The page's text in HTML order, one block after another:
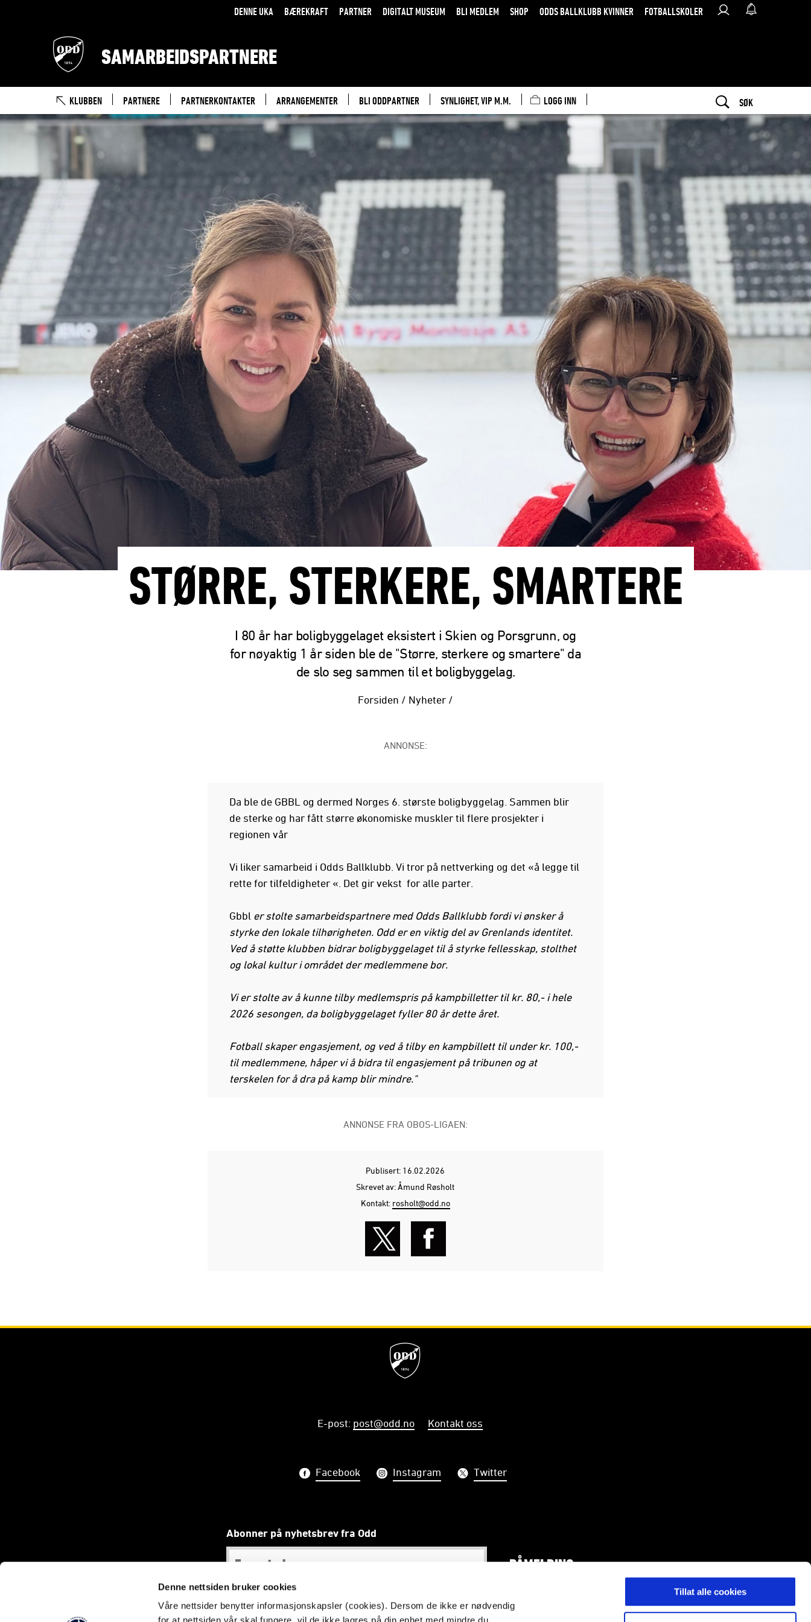
Denne nettsiden bruker cookies
Våre nettsider benytter informasjonskapsler (cookies). Dersom de ikke er nødvendig
Tillat alle cookies
DENNE UKA BÆREKRAFT PARTNER DIGITALT MUSEUM BLI MEDLEM SHOP ODDS BALLKLUBB KVINNER FOTBALLSKOLER
SAMARBEIDSPARTNERE
KLUBBEN PARTNERE PARTNERKONTAKTER ARRANGEMENTER BLI ODDPARTNER SYNLIGHET, VIP M.M. LOGG INN SØK
STØRRE, STERKERE, SMARTERE
I 80 år har boligbyggelaget eksistert i Skien og Porsgrunn, og
for nøyaktig 1 år siden ble de "Større, sterkere og smartere" da
de slo seg sammen til et boligbyggelag.
Forsiden / Nyheter /
ANNONSE:
Da ble de GBBL og dermed Norges 6. største boligbyggelag. Sammen blir
de sterke og har fått større økonomiske muskler til flere prosjekter i
regionen vår
Vi liker samarbeid i Odds Ballklubb. Vi tror på nettverking og det «å legge til
rette for tilfeldigheter «. Det gir vekst for alle parter.
Gbbl er stolte samarbeidspartnere med Odds Ballklubb fordi vi ønsker å
styrke den lokale tilhørigheten. Odd er en viktig del av Grenlands identitet.
Ved å støtte klubben bidrar boligbyggelaget til å styrke fellesskap, stolthet
og lokal kultur i området der medlemmene bor.
Vi er stolte av å kunne tilby medlemspris på kampbilletter til kr. 80,- i hele
2026 sesongen, da boligbyggelaget fyller 80 år dette året.
Fotball skaper engasjement, og ved å tilby en kampbillett til under kr. 100,-
til medlemmene, håper vi å bidra til engasjement på tribunen og at
terskelen for å dra på kamp blir mindre."
ANNONSE FRA OBOS-LIGAEN:
Publisert: 16.02.2026
Skrevet av: Åmund Røsholt
Kontakt: rosholt@odd.no
E-post: post@odd.no Kontakt oss
Facebook Instagram Twitter
Abonner på nyhetsbrev fra Odd
PÅMELDING